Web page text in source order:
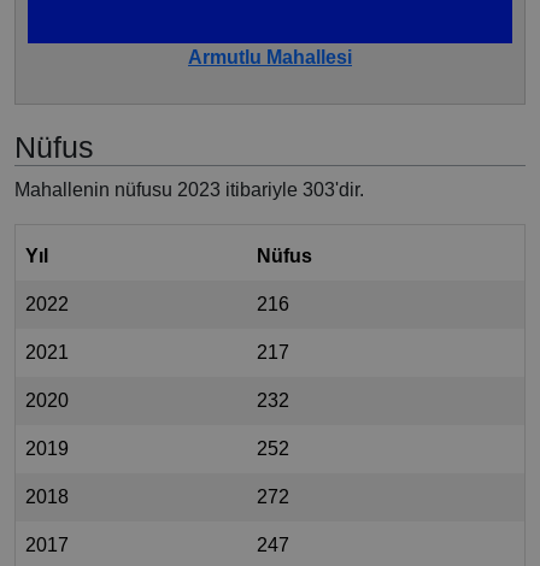
Armutlu Mahallesi
Nüfus
Mahallenin nüfusu 2023 itibariyle 303'dir.
Yıl Nüfus
2022 216
2021 217
2020 232
2019 252
2018 272
2017 247